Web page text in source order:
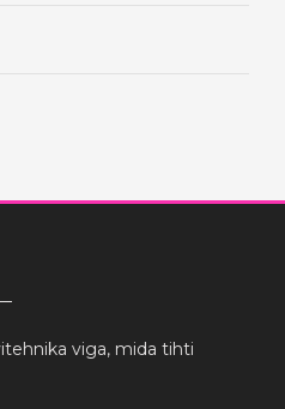
viga, mida tihti